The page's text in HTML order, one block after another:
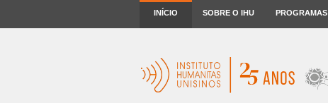
INÍCIO SOBRE O IHU PROGRAMAS